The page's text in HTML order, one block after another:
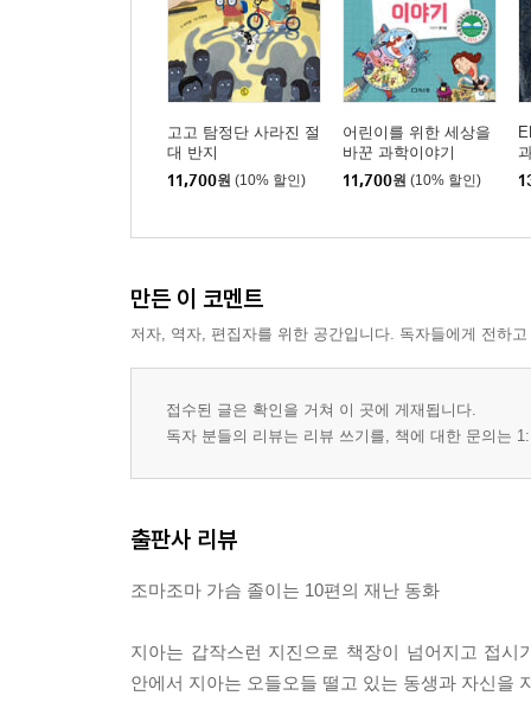
고고 탐정단 사라진 절
대 반지
11,700원 (10% 할인)
어린이를 위한 세상을
바꾼 과학이야기
11,700원 (10% 할인)
만든 이 코멘트
저자, 역자, 편집자를 위한 공간입니다. 독자들에게 전하
접수된 글은 확인을 거쳐 이 곳에 게재됩니다.
독자 분들의 리뷰는 리뷰 쓰기를, 책에 대한 문의는
출판사 리뷰
조마조마 가슴 졸이는 10편의 재난 동화
지아는 갑작스런 지진으로 책장이 넘어지고 접
안에서 지아는 오들오들 떨고 있는 동생과 자신을